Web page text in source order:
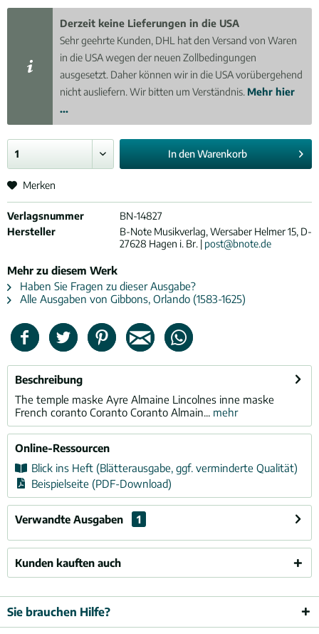
Derzeit keine Lieferungen in die USA
Sehr geehrte Kunden, DHL hat den Versand von Waren
in die USA wegen der neuen Zollbedingungen
ausgesetzt. Daher können wir in die USA vorübergehend
nicht ausliefern. Wir bitten um Verständnis. Mehr hier
...
In denWarenkorb
Merken
Verlagsnummer
BN-14827
Hersteller
B-Note Musikverlag, Wersaber Helmer 15, D-
27628 Hagen i. Br. | post@bnote.de
Mehr zu diesem Werk
Haben Sie Fragen zu dieser Ausgabe?
Alle Ausgaben von Gibbons, Orlando (1583-1625)
Beschreibung
The temple maske Ayre Almaine Lincolnes inne maske
French coranto Coranto Coranto Almain... mehr
Online-Ressourcen
Blick ins Heft (Blätterausgabe, ggf. verminderte Qualität)
Beispielseite (PDF-Download)
Verwandte Ausgaben 1
Kunden kauften auch
Sie brauchen Hilfe?